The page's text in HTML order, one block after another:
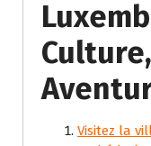
Visitez la